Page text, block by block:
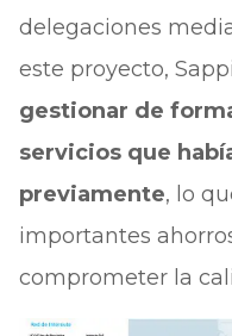
delegaciones
este proyecto,
gestionar de
servicios que
previamente, lo
importantes
comprometer la